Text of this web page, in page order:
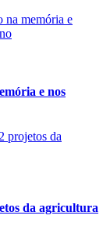
e nos
da agricultura